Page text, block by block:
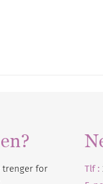
trenger for
Tlf :